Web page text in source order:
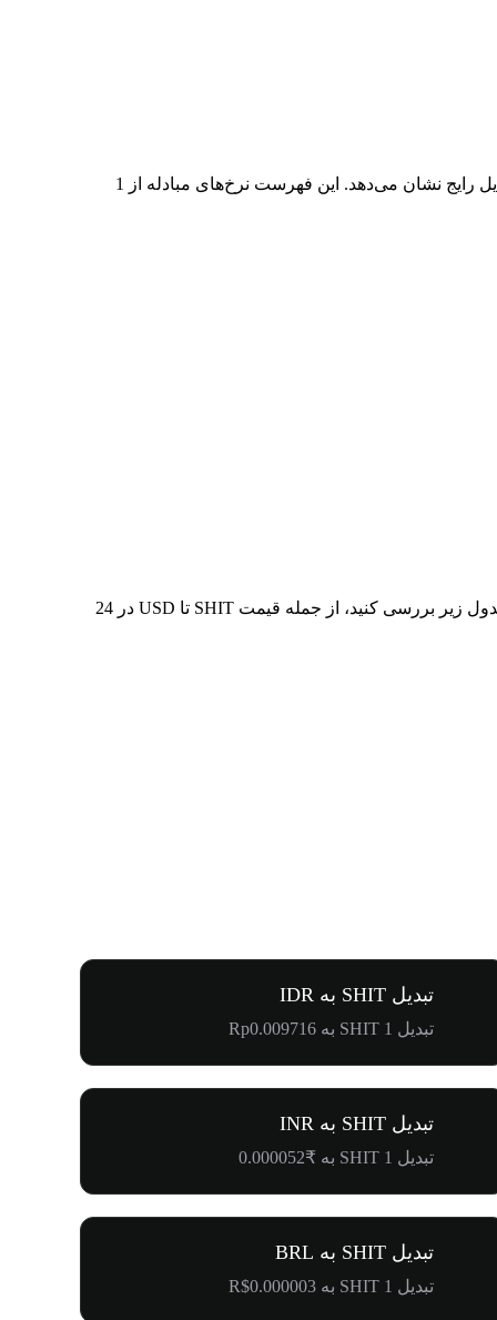
در جدول بالا، نمودار داده‌های تبدیل جامع USD به SHIT را مشاهده می‌کنید که رابطه ارزش USD و SHIT را در مقادیر مختلف تبدیل رایج نشان می‌دهد. این فهرست نرخ‌های مبادله از 1
در 7 روز گذشته، بالاترین قیمت از SHIT تا USD $0.000001 و کمترین آن $0.000000 بوده است. می‌توانید داده‌های بیشتری را در جدول زیر بررسی کنید، از جمله قیمت SHIT تا USD در 24
تبدیل SHIT به IDR
تبدیل 1 SHIT به Rp0.009716
تبدیل SHIT به INR
تبدیل 1 SHIT به ₹0.000052
تبدیل SHIT به BRL
تبدیل 1 SHIT به R$0.000003